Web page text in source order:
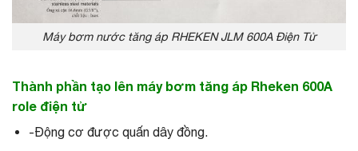
Máy bơm nước tăng áp RHEKEN JLM 600A Điện Tử
Thành phần tạo lên máy bơm tăng áp Rheken 600A
role điện tử
-Động cơ được quấn dây đồng.